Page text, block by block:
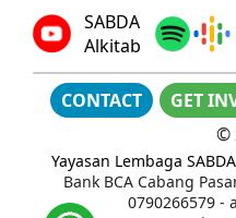
SABDA
Alkitab
CONTACT GET
©
Yayasan Lembaga SABDA
Bank BCA Cabang
0790266579 -